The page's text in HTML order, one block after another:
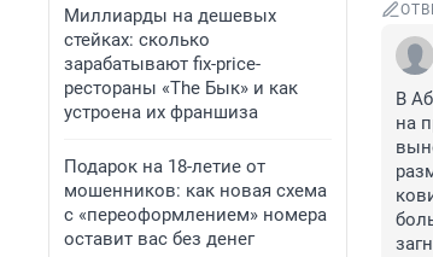
Миллиарды на дешевых
стейках: сколько
зарабатывают fix-price-
рестораны «The Бык» и как
устроена их франшиза
Подарок на 18-летие от
мошенников: как новая схема
с «переоформлением» номера
оставит вас без денег
В
на